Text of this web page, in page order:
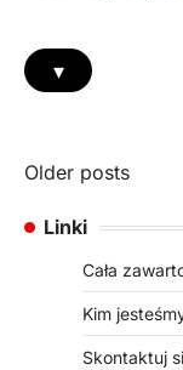
▾
Posts
navigation
Older posts
Linki
Cała
Kim
Skontaktuj